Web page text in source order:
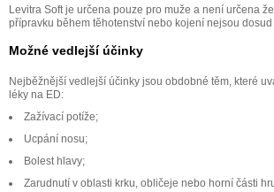
Levitra Soft je určena pouze pro muže a není určena
přípravku během těhotenství nebo kojení nejsou dosud
Možné vedlejší účinky
Nejběžnější vedlejší účinky jsou obdobné těm, které
léky na ED:
Zažívací potíže;
Ucpání nosu;
Bolest hlavy;
Zarudnutí v oblasti krku, obličeje nebo horní části